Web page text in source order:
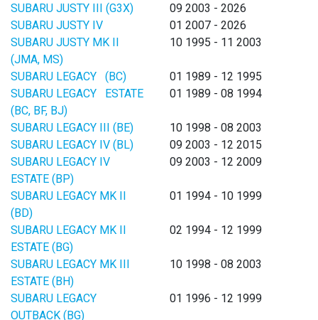
SUBARU JUSTY III (G3X)
09 2003 - 2026
SUBARU JUSTY IV
01 2007 - 2026
SUBARU JUSTY MK II
(JMA, MS)
10 1995 - 11 2003
SUBARU LEGACY (BC)
01 1989 - 12 1995
SUBARU LEGACY ESTATE
(BC, BF, BJ)
01 1989 - 08 1994
SUBARU LEGACY III (BE)
10 1998 - 08 2003
SUBARU LEGACY IV (BL)
09 2003 - 12 2015
SUBARU LEGACY IV
ESTATE (BP)
09 2003 - 12 2009
SUBARU LEGACY MK II
(BD)
01 1994 - 10 1999
SUBARU LEGACY MK II
ESTATE (BG)
02 1994 - 12 1999
SUBARU LEGACY MK III
ESTATE (BH)
10 1998 - 08 2003
SUBARU LEGACY
OUTBACK (BG)
01 1996 - 12 1999